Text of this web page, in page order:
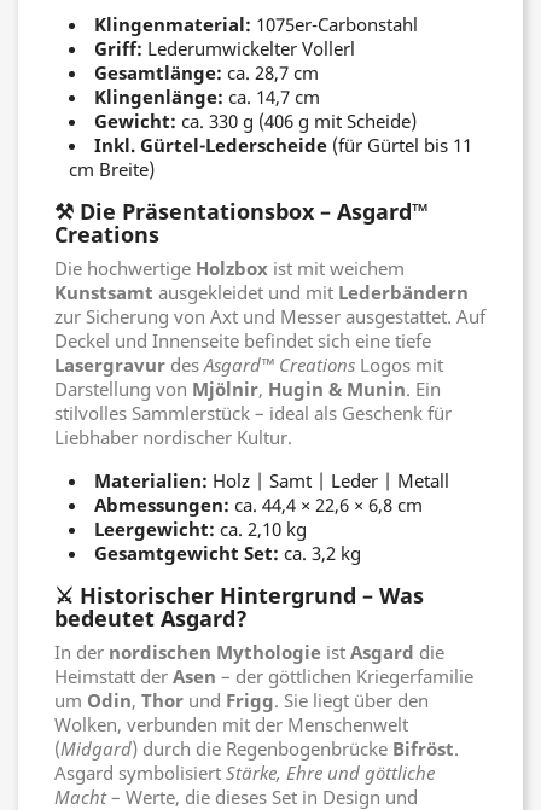
Klingenmaterial: 1075er-Carbonstahl
Griff: Lederumwickelter Vollerl
Gesamtlänge: ca. 28,7 cm
Klingenlänge: ca. 14,7 cm
Gewicht: ca. 330 g (406 g mit Scheide)
Inkl. Gürtel-Lederscheide (für Gürtel bis 11
cm Breite)
⚒️ Die Präsentationsbox – Asgard™
Creations
Die hochwertige Holzbox ist mit weichem
Kunstsamt ausgekleidet und mit Lederbändern
zur Sicherung von Axt und Messer ausgestattet. Auf
Deckel und Innenseite befindet sich eine tiefe
Lasergravur desAsgard™ Creations Logos mit
Darstellung von Mjölnir, Hugin & Munin. Ein
stilvolles Sammlerstück – ideal als Geschenk für
Liebhaber nordischer Kultur.
Materialien: Holz | Samt | Leder | Metall
Abmessungen: ca. 44,4 × 22,6 × 6,8 cm
Leergewicht: ca. 2,10 kg
Gesamtgewicht Set: ca. 3,2 kg
⚔️ Historischer Hintergrund – Was
bedeutet Asgard?
In der nordischen Mythologie ist Asgard die
Heimstatt der Asen – der göttlichen Kriegerfamilie
um Odin, Thor und Frigg. Sie liegt über den
Wolken, verbunden mit der Menschenwelt
(Midgard) durch die Regenbogenbrücke Bifröst.
Asgard symbolisiert Stärke, Ehre und göttliche
Macht– Werte, die dieses Set in Design und